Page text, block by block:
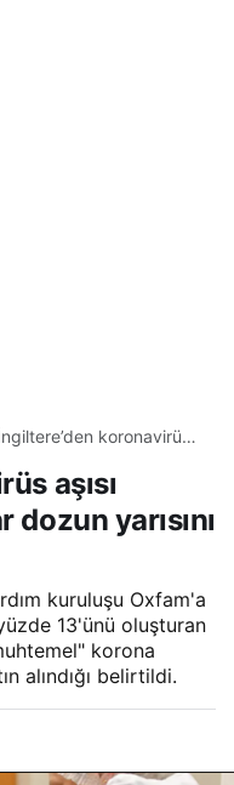
koronavirüs
dozun yarısını AB
alıyor
aşısı
dozun yarısını
kuruluşu Oxfam'a
13'ünü oluşturan
korona
alındığı belirtildi.